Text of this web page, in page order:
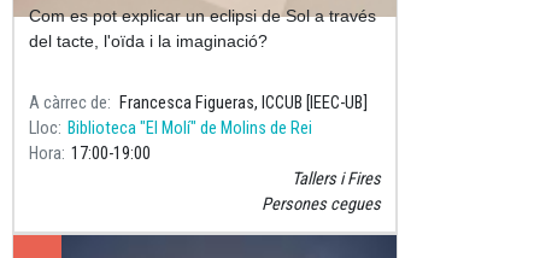
Com es pot explicar un eclipsi de Sol a través
del tacte, l'oïda i la imaginació?
A càrrec de
Francesca Figueras, ICCUB [IEEC-UB]
Lloc Biblioteca "El Molí" de Molins de Rei
Hora 17:00 19:00
Tallers i Fires
Persones cegues